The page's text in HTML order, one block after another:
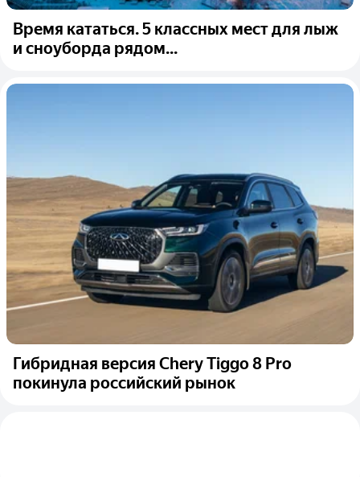
Время кататься. 5 классных мест для лыж
и сноуборда рядом...
Гибридная версия Chery Tiggo 8 Pro
покинула российский рынок